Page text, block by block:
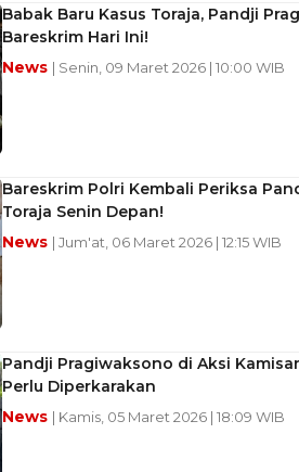
Babak Baru Kasus Toraja, Pandji
Bareskrim Hari Ini!
News | Senin, 09 Maret 2026 | 10:00 WIB
Bareskrim Polri Kembali Periksa
Toraja Senin Depan!
News | Jum'at, 06 Maret 2026 | 12:15 WIB
Pandji Pragiwaksono di Aksi
Perlu Diperkarakan
News | Kamis, 05 Maret 2026 | 18:09 WIB